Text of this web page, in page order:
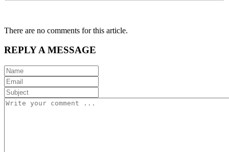
There are no comments for this article.
REPLY A MESSAGE